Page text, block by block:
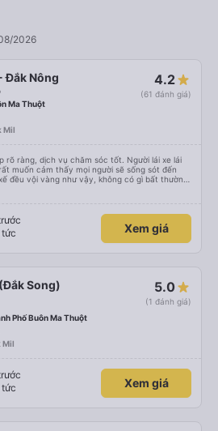
2026
Đắk Nông 4.2
(61 đánh giá)
Ma Thuột
Mil
rõ ràng, dịch vụ chăm sóc tốt. Người lái xe lái
muốn cảm thấy mọi người sẽ sống sót đến
đều vội vàng như vậy, không có gì bất thường
Xem giá
Song) 5.0
(1 đánh giá)
Phố Buôn Ma Thuột
Mil
Xem giá